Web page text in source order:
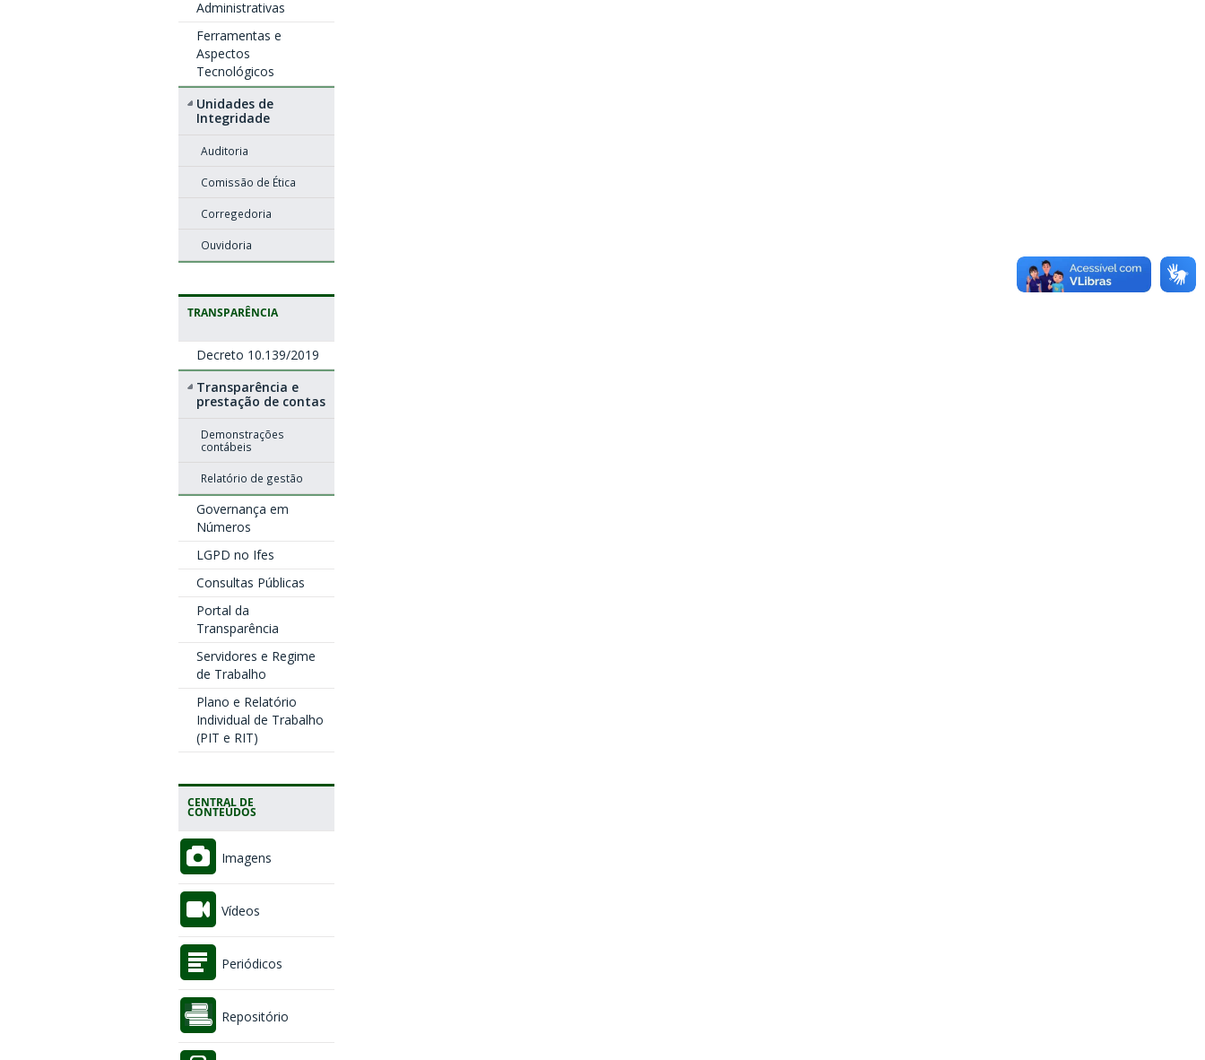
Administrativas
Ferramentas e
Aspectos
Tecnológicos
Unidades de
Integridade
Auditoria
Comissão de Ética
Corregedoria
Ouvidoria
TRANSPARÊNCIA
Decreto 10.139/2019
Transparência e
prestação de contas
Demonstrações
contábeis
Relatório de gestão
Governança em
Números
LGPD no Ifes
Consultas Públicas
Portal da
Transparência
Servidores e Regime
de Trabalho
Plano e Relatório
Individual de Trabalho
(PIT e RIT)
CENTRAL DE
CONTEÚDOS
Imagens
Vídeos
Periódicos
Repositório